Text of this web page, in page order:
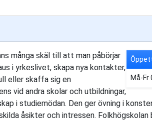
Må-Fr
många skäl till att man påbörjar
i yrkeslivet, skapa nya kontakter,
eller skaffa sig en
vid andra skolar och utbildningar,
i studiemödan. Den ger övning i
åsikter och intressen. Folkhögskolan